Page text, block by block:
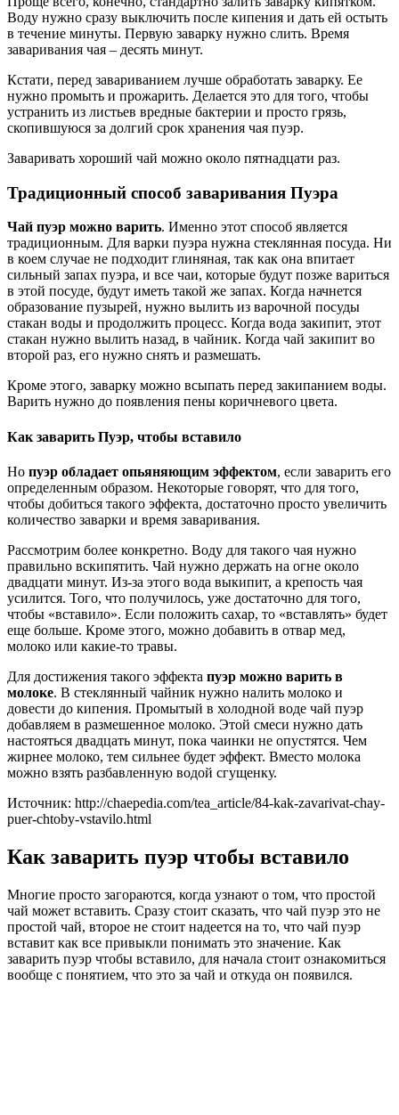
Воду нужно сразу выключить после кипения и дать ей остыть
в течение минуты. Первую заварку нужно слить. Время
заваривания чая – десять минут.
Кстати, перед завариванием лучше обработать заварку. Ее
нужно промыть и прожарить. Делается это для того, чтобы
устранить из листьев вредные бактерии и просто грязь,
скопившуюся за долгий срок хранения чая пуэр.
Заваривать хороший чай можно около пятнадцати раз.
Традиционный способ заваривания Пуэра
Чай пуэр можно варить. Именно этот способ является
традиционным. Для варки пуэра нужна стеклянная посуда. Ни
в коем случае не подходит глиняная, так как она впитает
сильный запах пуэра, и все чаи, которые будут позже вариться
в этой посуде, будут иметь такой же запах. Когда начнется
образование пузырей, нужно вылить из варочной посуды
стакан воды и продолжить процесс. Когда вода закипит, этот
стакан нужно вылить назад, в чайник. Когда чай закипит во
второй раз, его нужно снять и размешать.
Кроме этого, заварку можно всыпать перед закипанием воды.
Варить нужно до появления пены коричневого цвета.
Как заварить Пуэр, чтобы вставило
Но пуэр обладает опьяняющим эффектом, если заварить его
определенным образом. Некоторые говорят, что для того,
чтобы добиться такого эффекта, достаточно просто увеличить
количество заварки и время заваривания.
Рассмотрим более конкретно. Воду для такого чая нужно
правильно вскипятить. Чай нужно держать на огне около
двадцати минут. Из-за этого вода выкипит, а крепость чая
усилится. Того, что получилось, уже достаточно для того,
чтобы «вставило». Если положить сахар, то «вставлять» будет
еще больше. Кроме этого, можно добавить в отвар мед,
молоко или какие-то травы.
Для достижения такого эффекта пуэр можно варить в
молоке. В стеклянный чайник нужно налить молоко и
довести до кипения. Промытый в холодной воде чай пуэр
добавляем в размешенное молоко. Этой смеси нужно дать
настояться двадцать минут, пока чаинки не опустятся. Чем
жирнее молоко, тем сильнее будет эффект. Вместо молока
можно взять разбавленную водой сгущенку.
Источник: http://chaepedia.com/tea_article/84-kak-zavarivat-chay-
puer-chtoby-vstavilo.html
Как заварить пуэр чтобы вставило
Многие просто загораются, когда узнают о том, что простой
чай может вставить. Сразу стоит сказать, что чай пуэр это не
простой чай, второе не стоит надеется на то, что чай пуэр
вставит как все привыкли понимать это значение. Как
заварить пуэр чтобы вставило, для начала стоит ознакомиться
вообще с понятием, что это за чай и откуда он появился.